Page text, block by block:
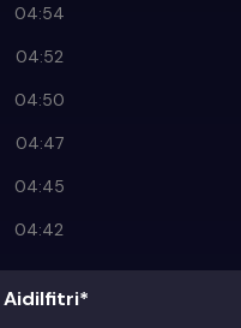
04:54
04:52
04:50
04:47
04:45
04:42
Aidilfitri*